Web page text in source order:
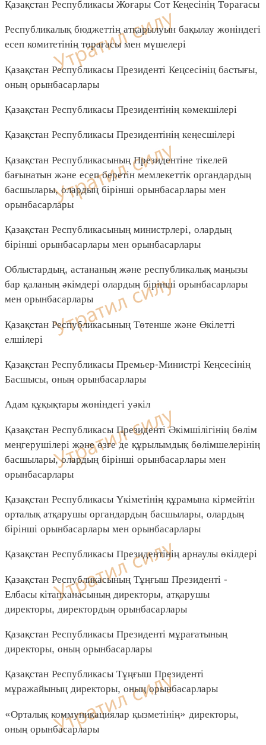
Қазақстан Республикасы Жоғары Сот Кеңесінің Төрағасы
Республикалық бюджеттің атқарылуын бақылау жөніндегі
есеп комитетінің төрағасы мен мүшелері
Қазақстан Республикасы Президенті Кеңсесінің бастығы,
оның орынбасарлары
Қазақстан Республикасы Президентінің көмекшілері
Қазақстан Республикасы Президентінің кеңесшілері
Қазақстан Республикасының Президентіне тікелей
бағынатын және есеп беретін мемлекеттік органдардың
басшылары, олардың бірінші орынбасарлары мен
орынбасарлары
Қазақстан Республикасының министрлері, олардың
бірінші орынбасарлары мен орынбасарлары
Облыстардың, астананың және республикалық маңызы
бар қаланың әкімдері олардың бірінші орынбасарлары
мен орынбасарлары
Қазақстан Республикасының Төтенше және Өкілетті
елшілері
Қазақстан Республикасы Премьер-Министрі Кеңсесінің
Басшысы, оның орынбасарлары
Адам құқықтары жөніндегі уәкіл
Қазақстан Республикасы Президенті Әкімшілігінің бөлім
меңгерушілері және өзге де құрылымдық бөлімшелерінің
басшылары, олардың бірінші орынбасарлары мен
орынбасарлары
Қазақстан Республикасы Үкіметінің құрамына кірмейтін
орталық атқарушы органдардың басшылары, олардың
бірінші орынбасарлары мен орынбасарлары
Қазақстан Республикасы Президентінің арнаулы өкілдері
Қазақстан Республикасының Тұңғыш Президенті -
Елбасы кітапханасының директоры, атқарушы
директоры, директордың орынбасарлары
Қазақстан Республикасы Президенті мұрағатының
директоры, оның орынбасарлары
Қазақстан Республикасы Тұңғыш Президенті
мұражайының директоры, оның орынбасарлары
«Орталық коммуникациялар қызметінің» директоры,
оның орынбасарлары